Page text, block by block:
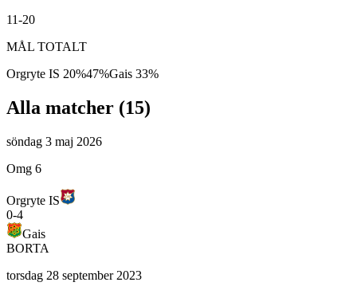
11-20
MÅL TOTALT
Orgryte IS 20%47%Gais 33%
Alla matcher (15)
söndag 3 maj 2026
Omg 6
Orgryte IS
0-4
Gais
BORTA
torsdag 28 september 2023